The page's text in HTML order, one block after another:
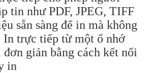
tin như PDF, JPEG, TIFF
sẵn sàng để in mà không
In trực tiếp từ một ổ nhớ
giản bằng cách kết nối
in